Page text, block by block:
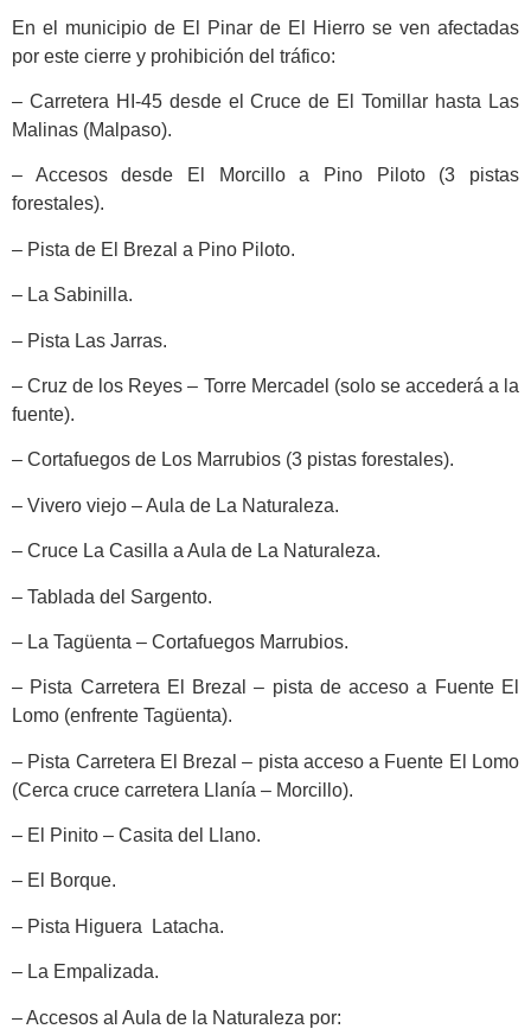
En el municipio de El Pinar de El Hierro se ven afectadas
por este cierre y prohibición del tráfico:
– Carretera HI-45 desde el Cruce de El Tomillar hasta Las
Malinas (Malpaso).
– Accesos desde El Morcillo a Pino Piloto (3 pistas
forestales).
– Pista de El Brezal a Pino Piloto.
– La Sabinilla.
– Pista Las Jarras.
– Cruz de los Reyes – Torre Mercadel (solo se accederá a la
fuente).
– Cortafuegos de Los Marrubios (3 pistas forestales).
– Vivero viejo – Aula de La Naturaleza.
– Cruce La Casilla a Aula de La Naturaleza.
– Tablada del Sargento.
– La Tagüenta – Cortafuegos Marrubios.
– Pista Carretera El Brezal – pista de acceso a Fuente El
Lomo (enfrente Tagüenta).
– Pista Carretera El Brezal – pista acceso a Fuente El Lomo
(Cerca cruce carretera Llanía – Morcillo).
– El Pinito – Casita del Llano.
– El Borque.
– Pista Higuera Latacha.
– La Empalizada.
– Accesos al Aula de la Naturaleza por: